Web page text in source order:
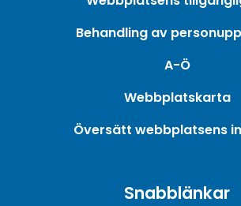
Behandling av
A-Ö
Webbplatskarta
Översätt webbplatsens
Snabblänkar